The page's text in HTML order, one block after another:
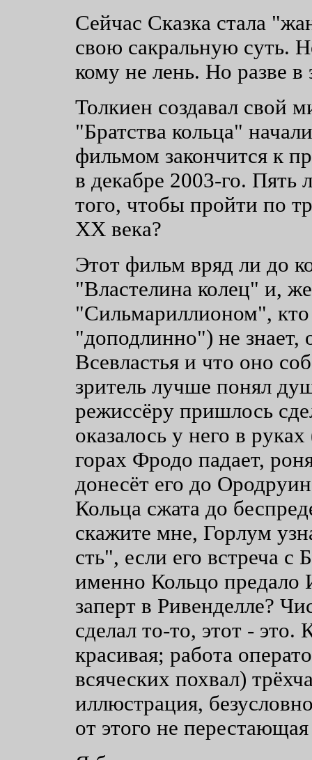
Сейчас Сказка стала
свою сакральную суть.
кому не лень. Но разве в
Толкиен создавал свой
"Братства кольца"
фильмом закончится к
в декабре 2003-го. Пять
того, чтобы пройти по
ХХ века?
Этот фильм вряд ли до
"Властелина колец" и,
"Сильмариллионом",
"доподлинно") не знает,
Всевластья и что оно
зритель лучше понял
режиссёру пришлось
оказалось у него в
горах Фродо падает,
донесёт его до
Кольца сжата до
скажите мне, Горлум
сть", если его встреча с
именно Кольцо предало
заперт в Ривенделле?
сделал то-то, этот -
красивая; работа
всяческих похвал)
иллюстрация,
от этого не